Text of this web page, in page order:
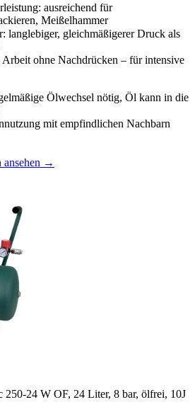
ausreichend für
Meißelhammer
langlebiger, gleichmäßigerer Druck als
ohne Nachdrücken – für intensive
Ölwechsel nötig, Öl kann in die
mit empfindlichen Nachbarn
→
250-24 W OF, 24 Liter, 8 bar, ölfrei, 10J